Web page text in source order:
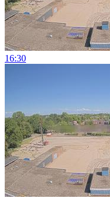
16:30